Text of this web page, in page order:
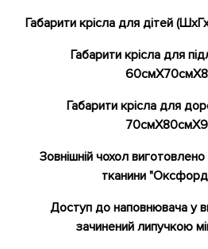
Габарити крісла для дітей
Габарити крісла для
Габарити крісла для
Зовнішній чохол
тканини
Доступ до наповнювача у
зачинений липучкою